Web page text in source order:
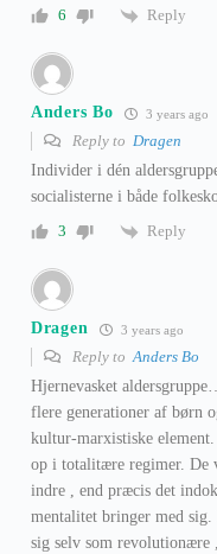
6
Reply
Anders Bo 3 years ago
Reply to Dragen
Individer i dén
socialisterne i både
3
Reply
Dragen 3 years ago
Reply to Anders Bo
Hjernevasket
flere generationer af børn
kultur-marxistiske
op i totalitære regimer. De
indre , end præcis det
mentalitet bringer med
sig selv som revolutionære